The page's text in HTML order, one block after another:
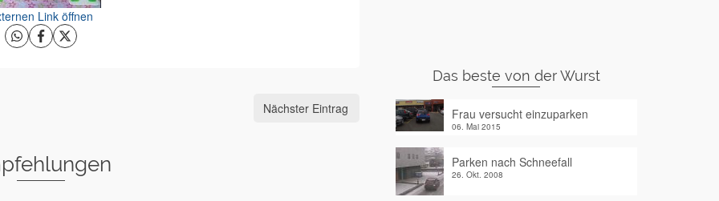
Link öffnen
Nächster Eintrag
Das beste von der Wurst
Frau versucht einzuparken
06. Mai 2015
Parken nach Schneefall
26. Okt. 2008